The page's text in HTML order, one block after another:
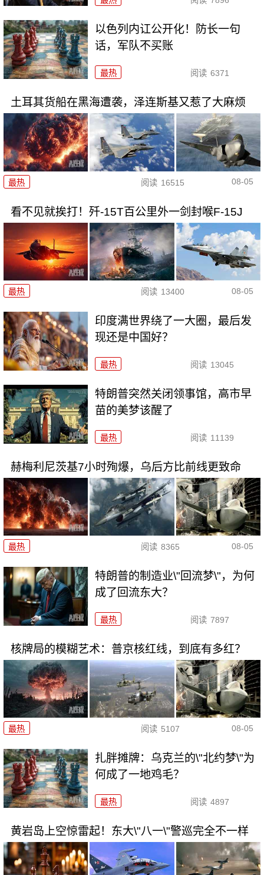
以色列内讧公开化！防长一句
话，军队不买账
最热 阅读 6371
土耳其货船在黑海遭袭，泽连斯基又惹了大麻烦
最热 阅读 16515 08-05
看不见就挨打！歼-15T百公里外一剑封喉F-15J
最热 阅读 13400 08-05
印度满世界绕了一大圈，最后发
现还是中国好？
最热 阅读 13045
特朗普突然关闭领事馆，高市早
苗的美梦该醒了
最热 阅读 11139
赫梅利尼茨基7小时殉爆，乌后方比前线更致命
最热 阅读 8365 08-05
特朗普的制造业\"回流梦\"，为何
成了回流东大？
最热 阅读 7897
核牌局的模糊艺术：普京核红线，到底有多红？
最热 阅读 5107 08-05
扎胖摊牌：乌克兰的\"北约梦\"为
何成了一地鸡毛？
最热 阅读 4897
黄岩岛上空惊雷起！东大\"八一\"警巡完全不一样